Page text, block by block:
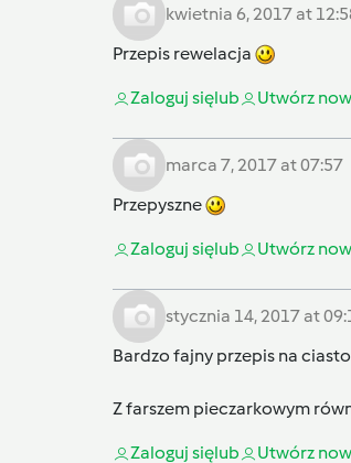
kwietnia 6, 2017 at
Przepis rewelacja
Zaloguj sięlub Utwórz
marca 7, 2017 at 07:57
Przepyszne
Zaloguj sięlub Utwórz
stycznia 14, 2017 at
Bardzo fajny przepis na
Z farszem pieczarkowym
Zaloguj sięlub Utwórz